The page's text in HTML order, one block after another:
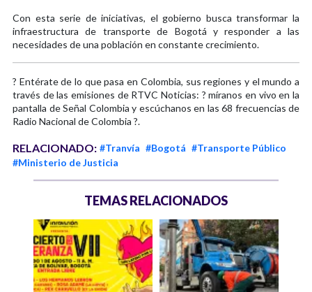
Con esta serie de iniciativas, el gobierno busca transformar la
infraestructura de transporte de Bogotá y responder a las
necesidades de una población en constante crecimiento.
? Entérate de lo que pasa en Colombia, sus regiones y el mundo a
través de las emisiones de RTVC Noticias: ? míranos en vivo en la
pantalla de Señal Colombia y escúchanos en las 68 frecuencias de
Radio Nacional de Colombia ?.
RELACIONADO: #Tranvía #Bogotá #Transporte Público
#Ministerio de Justicia
TEMAS RELACIONADOS